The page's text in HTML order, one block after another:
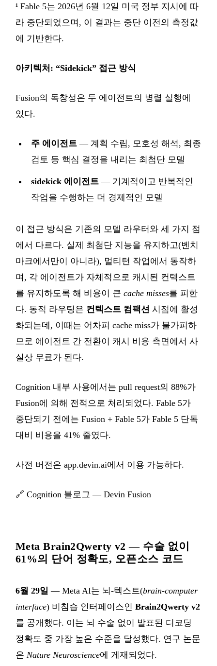
¹ Fable 5는 2026년 6월 12일 미국 정부 지시에 따
라 중단되었으며, 이 결과는 중단 이전의 측정값
에 기반한다.
아키텍처: “Sidekick” 접근 방식
Fusion의 독창성은 두 에이전트의 병렬 실행에
있다.
주 에이전트 — 계획 수립, 모호성 해석, 최종
검토 등 핵심 결정을 내리는 최첨단 모델
sidekick 에이전트 — 기계적이고 반복적인
작업을 수행하는 더 경제적인 모델
이 접근 방식은 기존의 모델 라우터와 세 가지 점
에서 다르다. 실제 최첨단 지능을 유지하고(벤치
마크에서만이 아니라), 멀티턴 작업에서 동작하
며, 각 에이전트가 자체적으로 캐시된 컨텍스트
를 유지하도록 해 비용이 큰 cache misses를 피한
다. 동적 라우팅은 컨텍스트 컴팩션 시점에 활성
화되는데, 이때는 어차피 cache miss가 불가피하
므로 에이전트 간 전환이 캐시 비용 측면에서 사
실상 무료가 된다.
Cognition 내부 사용에서는 pull request의 88%가
Fusion에 의해 전적으로 처리되었다. Fable 5가
중단되기 전에는 Fusion + Fable 5가 Fable 5 단독
대비 비용을 41% 줄였다.
사전 버전은 app.devin.ai에서 이용 가능하다.
🔗 Cognition 블로그 — Devin Fusion
Meta Brain2Qwerty v2 — 수술 없이
61%의 단어 정확도, 오픈소스 코드
6월 29일 — Meta AI는 뇌-텍스트(brain-computer
interface) 비침습 인터페이스인 Brain2Qwerty v2
를 공개했다. 이는 뇌 수술 없이 발표된 디코딩
정확도 중 가장 높은 수준을 달성했다. 연구 논문
은 Nature Neuroscience에 게재되었다.